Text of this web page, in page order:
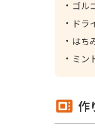
ゴル
ドラ
はち
ミン
作